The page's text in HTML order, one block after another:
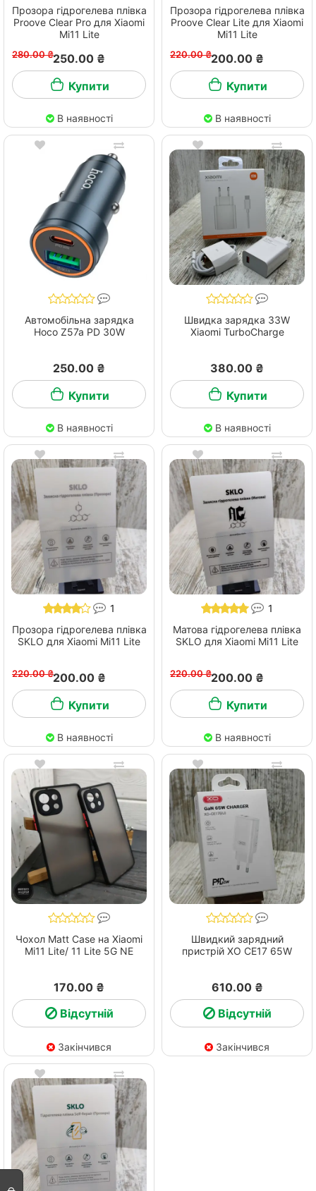
Прозора гідрогелева плівка
Proove Clear Pro для Xiaomi
Mi11 Lite
280.00 ₴250.00 ₴
Купити
В наявності
Прозора гідрогелева плівка
Proove Clear Lite для Xiaomi
Mi11 Lite
220.00 ₴200.00 ₴
Купити
В наявності
Автомобільна зарядка
Hoco Z57a PD 30W
250.00 ₴
Купити
В наявності
Швидка зарядка 33W
Xiaomi TurboCharge
380.00 ₴
Купити
В наявності
1
Прозора гідрогелева плівка
SKLO для Xiaomi Mi11 Lite
220.00 ₴200.00 ₴
Купити
В наявності
1
Матова гідрогелева плівка
SKLO для Xiaomi Mi11 Lite
220.00 ₴200.00 ₴
Купити
В наявності
Чохол Matt Case на Xiaomi
Mi11 Lite/ 11 Lite 5G NE
170.00 ₴
Відсутній
Закінчився
Швидкий зарядний
пристрій ХО СЕ17 65W
610.00 ₴
Відсутній
Закінчився